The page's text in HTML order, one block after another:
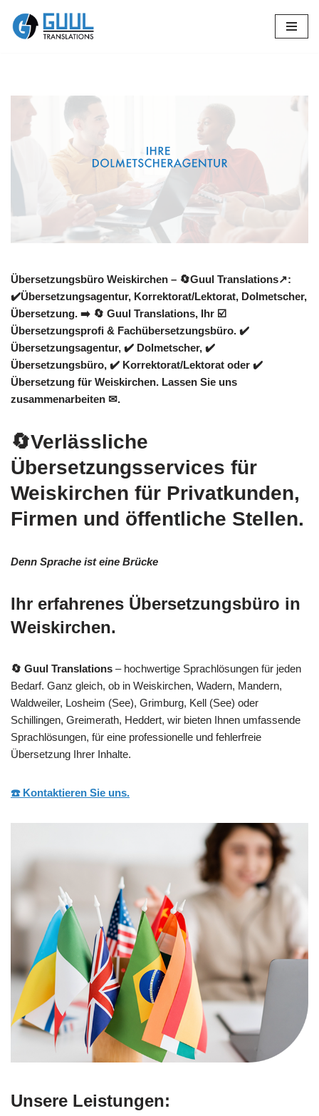
Zum
Übersetzungsbüro Weiskirchen – 🔄Guul Translations↗️:
✔️Übersetzungsagentur, Korrektorat/Lektorat, Dolmetscher,
Übersetzung. ➡️ 🔄 Guul Translations, Ihr ☑️
Übersetzungsprofi & Fachübersetzungsbüro. ✔️
Übersetzungsagentur, ✔️ Dolmetscher, ✔️
Übersetzungsbüro, ✔️ Korrektorat/Lektorat oder ✔️
Übersetzung für Weiskirchen. Lassen Sie uns
zusammenarbeiten ✉.
🔄Verlässliche
Übersetzungsservices für
Weiskirchen für Privatkunden,
Firmen und öffentliche Stellen.
Denn Sprache ist eine Brücke
Ihr erfahrenes Übersetzungsbüro in
Weiskirchen.
🔄 Guul Translations – hochwertige Sprachlösungen für jeden
Bedarf. Ganz gleich, ob in Weiskirchen, Wadern, Mandern,
Waldweiler, Losheim (See), Grimburg, Kell (See) oder
Schillingen, Greimerath, Heddert, wir bieten Ihnen umfassende
Sprachlösungen, für eine professionelle und fehlerfreie
Übersetzung Ihrer Inhalte.
☎️ Kontaktieren Sie uns.
Unsere Leistungen: